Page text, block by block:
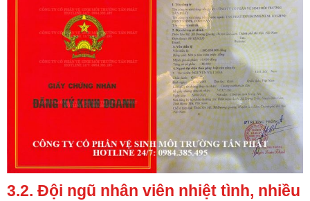
3.2. Đội ngũ nhân viên nhiệt tình, nhiều